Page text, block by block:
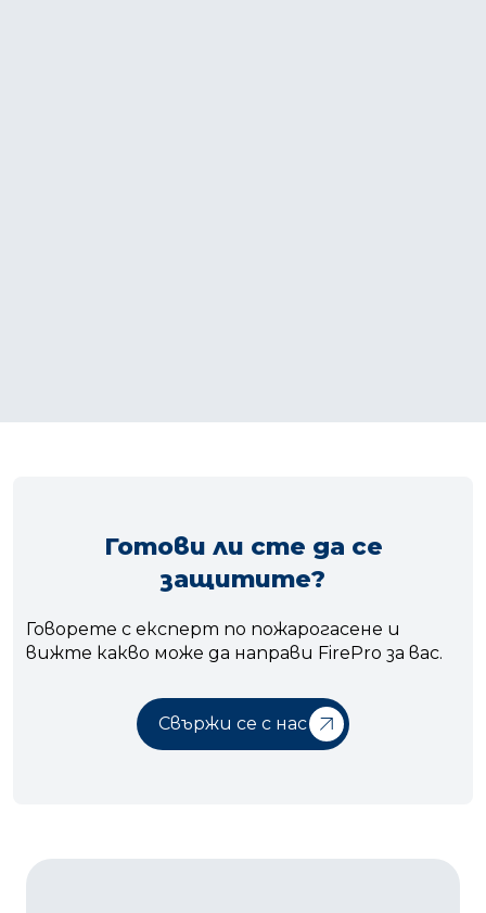
Готови ли сте да се
защитите?
Говорете с експерт по пожарогасене и
вижте какво може да направи FirePro за вас.
Свържи се с нас